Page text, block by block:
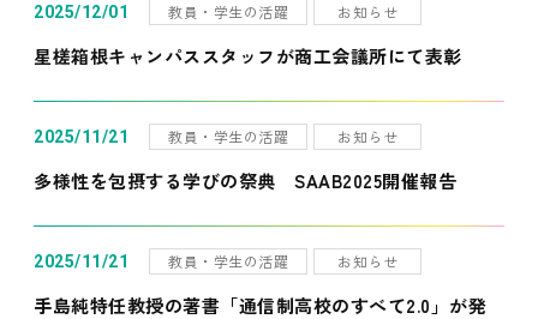
2025/12/01 教員・学生の活躍 お知らせ
星槎箱根キャンパススタッフが商工会議所にて表彰
2025/11/21 教員・学生の活躍 お知らせ
多様性を包摂する学びの祭典 SAAB2025開催報告
2025/11/21 教員・学生の活躍 お知らせ
手島純特任教授の著書「通信制高校のすべて2.0」が発